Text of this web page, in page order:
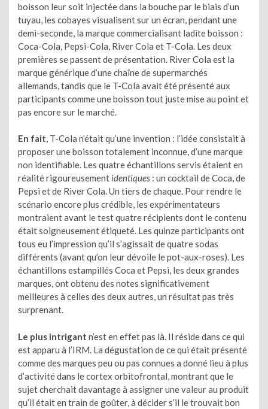
boisson leur soit injectée dans la bouche par le biais d’un
tuyau, les cobayes visualisent sur un écran, pendant une
demi-seconde, la marque commercialisant ladite boisson :
Coca-Cola, Pepsi-Cola, River Cola et T-Cola. Les deux
premières se passent de présentation. River Cola est la
marque générique d’une chaîne de supermarchés
allemands, tandis que le T-Cola avait été présenté aux
participants comme une boisson tout juste mise au point et
pas encore sur le marché.
En fait, T-Cola n’était qu’une invention : l’idée consistait à
proposer une boisson totalement inconnue, d’une marque
non identifiable. Les quatre échantillons servis étaient en
réalité rigoureusement identiques : un cocktail de Coca, de
Pepsi et de River Cola. Un tiers de chaque. Pour rendre le
scénario encore plus crédible, les expérimentateurs
montraient avant le test quatre récipients dont le contenu
était soigneusement étiqueté. Les quinze participants ont
tous eu l’impression qu’il s’agissait de quatre sodas
différents (avant qu’on leur dévoile le pot-aux-roses). Les
échantillons estampillés Coca et Pepsi, les deux grandes
marques, ont obtenu des notes significativement
meilleures à celles des deux autres, un résultat pas très
surprenant.
Le plus intrigant n’est en effet pas là. Il réside dans ce qui
est apparu à l’IRM. La dégustation de ce qui était présenté
comme des marques peu ou pas connues a donné lieu à plus
d’activité dans le cortex orbitofrontal, montrant que le
sujet cherchait davantage à assigner une valeur au produit
qu’il était en train de goûter, à décider s’il le trouvait bon